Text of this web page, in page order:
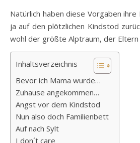
Natürlich haben diese Vorgaben ihre
ja auf den plötzlichen Kindstod
wohl der größte Alptraum, der Eltern
Inhaltsverzeichnis
Bevor ich Mama wurde…
Zuhause angekommen…
Angst vor dem Kindstod
Nun also doch Familienbett
Auf nach Sylt
I don´t care